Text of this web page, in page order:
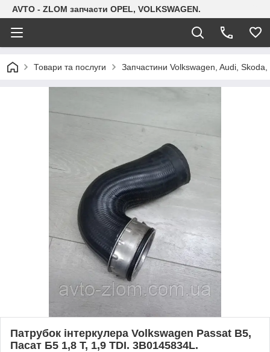
AVTO - ZLOM запчасти OPEL, VOLKSWAGEN.
Товари та послуги Запчастини Volkswagen, Audi, Skoda,
Патрубок інтеркулера Volkswagen Passat B5,
Пасат Б5 1,8 T, 1,9 TDI. 3B0145834L.